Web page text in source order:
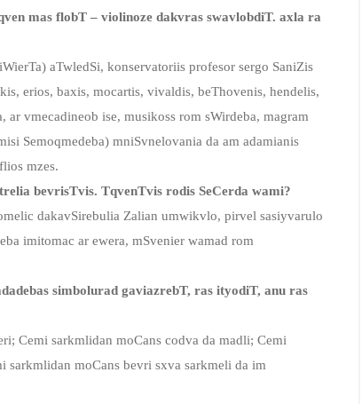
mas flobT – violinoze dakvras swavlobdiT. axla ra
aTwledSi, konservatoriis profesor sergo SaniZis
erios, baxis, mocartis, vivaldis, beThovenis, hendelis,
ar vmecadineob ise, musikoss rom sWirdeba, magram
Semoqmedeba) mniSvnelovania da am adamianis
mzes.
bevrisTvis. TqvenTvis rodis SeCerda wami?
dakavSirebulia Zalian umwikvlo, pirvel sasiyvarulo
imitomac ar ewera, mSvenier wamad rom
simbolurad gaviazrebT, ras ityodiT, anu ras
Cemi sarkmlidan moCans codva da madli; Cemi
moCans bevri sxva sarkmeli da im